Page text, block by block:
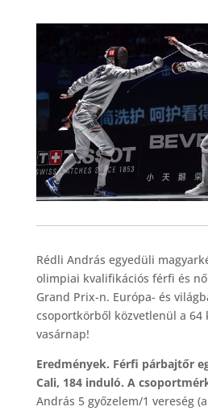
Rédli András egyedüli
olimpiai kvalifikációs férfi és
Grand Prix-n. Európa- és
csoportkörből közvetlenül a 64
vasárnap!
Eredmények. Férfi párbajtőr
Cali, 184 induló. A
András 5 győzelem/1 vereség